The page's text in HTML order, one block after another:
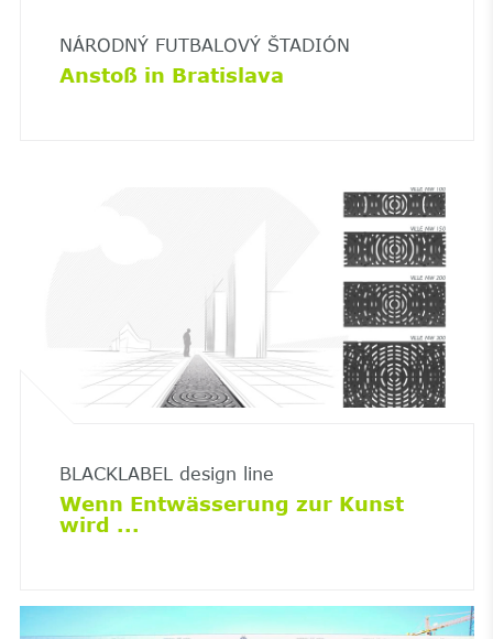
NÁRODNÝ FUTBALOVÝ ŠTADIÓN
Anstoß in Bratislava
BLACKLABEL design line
Wenn Entwässerung zur Kunst
wird ...